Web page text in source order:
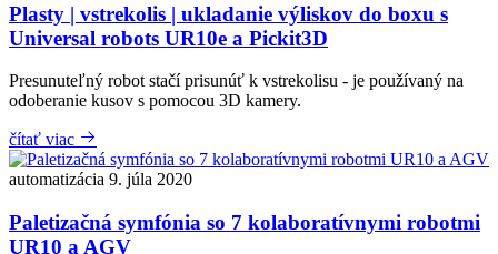
Plasty | vstrekolis | ukladanie výliskov do boxu s
Universal robots UR10e a Pickit3D
Presunuteľný robot stačí prisunúť k vstrekolisu - je používaný na
odoberanie kusov s pomocou 3D kamery.
čítať viac
automatizácia 9. júla 2020
Paletizačná symfónia so 7 kolaboratívnymi robotmi
UR10 a AGV